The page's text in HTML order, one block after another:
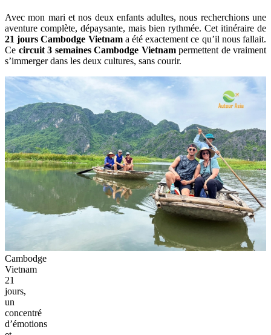
Avec mon mari et nos deux enfants adultes, nous recherchions une
aventure complète, dépaysante, mais bien rythmée. Cet itinéraire de
21 jours Cambodge Vietnama été exactement ce qu’il nous fallait.
Ce circuit 3 semaines Cambodge Vietnampermettent de vraiment
s’immerger dans les deux cultures, sans courir.
Cambodge
Vietnam
21
jours,
un
concentré
d’émotions